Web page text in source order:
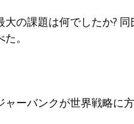
の課題は何でしたか?
。
ーバンクが世界戦略に